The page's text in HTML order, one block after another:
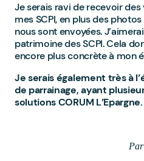
Je serais ravi de recevoir
mes SCPI, en plus des
nous sont envoyées.
patrimoine des SCPI. Cela
encore plus concrète à mon
Je serais également très à
de parrainage, ayant
solutions CORUM L’Epargne.
Par